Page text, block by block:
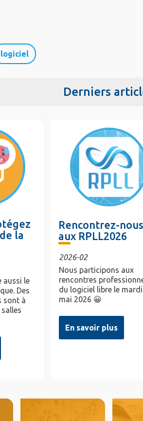
logiciel
Derniers
la
aussi le
Des
sont à
Rencontrez-nous
aux RPLL2026
2026-02
Nous participons aux
rencontres
du logiciel libre le
mai 2026 😀
En savoir plus